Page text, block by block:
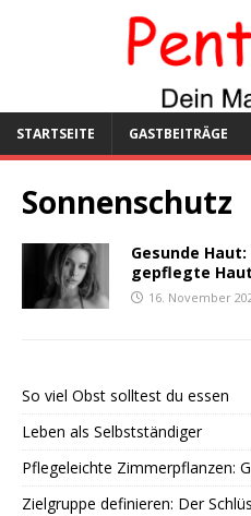
STARTSEITE GASTBEITRÄGE
Sonnenschutz
Gesunde
gepflegte Haut
16. November
So viel Obst solltest du essen
Leben als Selbstständiger
Pflegeleichte Zimmerpflanzen:
Zielgruppe definieren: Der